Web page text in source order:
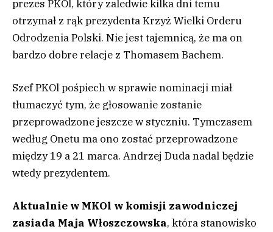
prezes PKOl, który zaledwie kilka dni temu
otrzymał z rąk prezydenta Krzyż Wielki Orderu
Odrodzenia Polski. Nie jest tajemnicą, że ma on
bardzo dobre relacje z Thomasem Bachem.
Szef PKOl pośpiech w sprawie nominacji miał
tłumaczyć tym, że głosowanie zostanie
przeprowadzone jeszcze w styczniu. Tymczasem
według Onetu ma ono zostać przeprowadzone
między 19 a 21 marca. Andrzej Duda nadal będzie
wtedy prezydentem.
Aktualnie w MKOl w komisji zawodniczej
zasiada Maja Włoszczowska, która stanowisko